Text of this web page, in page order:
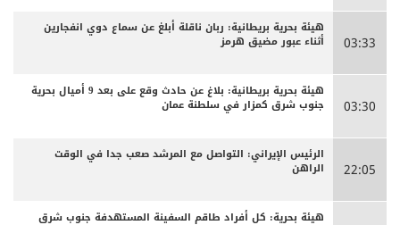
03:33
هيئة بحرية بريطانية: ربان ناقلة أبلغ عن سماع دوي انفجارين
أثناء عبور مضيق هرمز
03:30
هيئة بحرية بريطانية: بلاغ عن حادث وقع على بعد 9 أميال بحرية
جنوب شرق كمزار في سلطنة عمان
22:05
الرئيس الإيراني: التواصل مع المرشد صعب جدا في الوقت
الراهن
هيئة بحرية: كل أفراد طاقم السفينة المستهدفة جنوب شرق